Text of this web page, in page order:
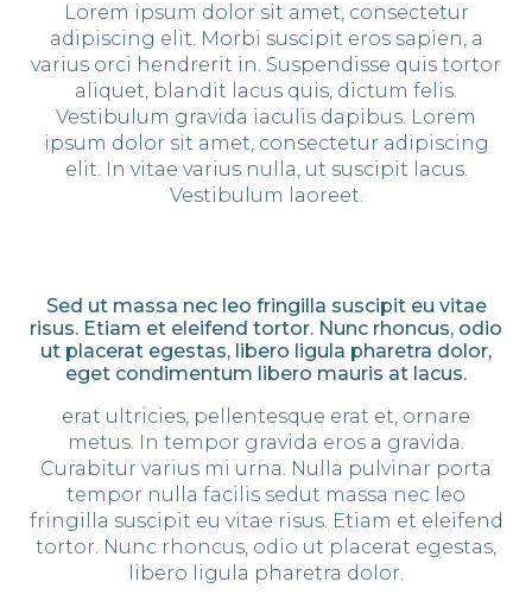
Lorem ipsum dolor sit amet, consectetur
adipiscing elit. Morbi suscipit eros sapien, a
varius orci hendrerit in. Suspendisse quis tortor
aliquet, blandit lacus quis, dictum felis.
Vestibulum gravida iaculis dapibus. Lorem
ipsum dolor sit amet, consectetur adipiscing
elit. In vitae varius nulla, ut suscipit lacus.
Vestibulum laoreet.
Sed ut massa nec leo fringilla suscipit eu vitae
risus. Etiam et eleifend tortor. Nunc rhoncus, odio
ut placerat egestas, libero ligula pharetra dolor,
eget condimentum libero mauris at lacus.
erat ultricies, pellentesque erat et, ornare
metus. In tempor gravida eros a gravida.
Curabitur varius mi urna. Nulla pulvinar porta
tempor nulla facilis sedut massa nec leo
fringilla suscipit eu vitae risus. Etiam et eleifend
tortor. Nunc rhoncus, odio ut placerat egestas,
libero ligula pharetra dolor.